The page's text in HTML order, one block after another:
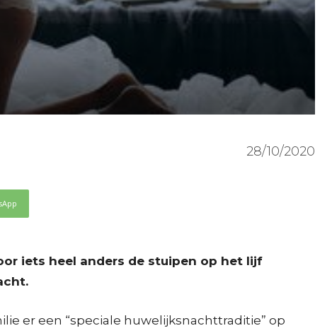
28/10/2020
iets heel anders de stuipen op het lijf
er een “speciale huwelijksnachttraditie” op